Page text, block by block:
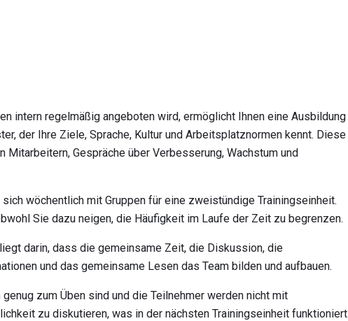
intern regelmäßig angeboten wird, ermöglicht Ihnen eine Ausbildung
der Ihre Ziele, Sprache, Kultur und Arbeitsplatznormen kennt. Diese
Gespräche über Verbesserung, Wachstum und
wöchentlich mit Gruppen für eine zweistündige Trainingseinheit.
Sie dazu neigen, die Häufigkeit im Laufe der Zeit zu begrenzen.
darin, dass die gemeinsame Zeit, die Diskussion, die
und das gemeinsame Lesen das Team bilden und aufbauen.
zum Üben sind und die Teilnehmer werden nicht mit
zu diskutieren, was in der nächsten Trainingseinheit funktioniert